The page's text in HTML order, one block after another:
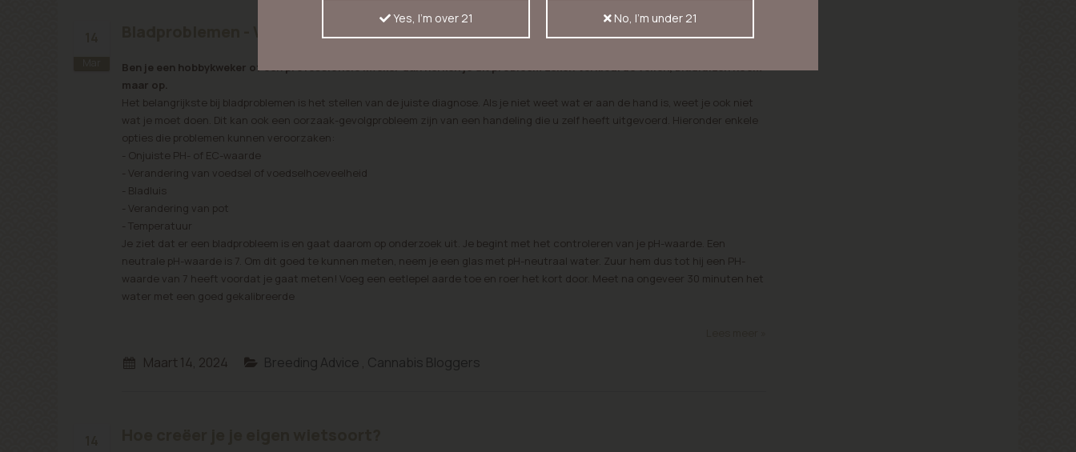
Bladproblemen - Wat te doen
Ben je een hobbykweker of een professionele kweker dan herken je dit probleem zeker. Verkleurde vellen, bladluizen noem
maar op.
Het belangrijkste bij bladproblemen is het stellen van de juiste diagnose. Als je niet weet wat er aan de hand is, weet je ook niet
wat je moet doen. Dit kan ook een oorzaak-gevolgprobleem zijn van een handeling die u zelf heeft uitgevoerd. Hieronder enkele
opties die problemen kunnen veroorzaken:
- Onjuiste PH- of EC-waarde
- Verandering van voedsel of voedselhoeveelheid
- Bladluis
- Verandering van pot
- Temperatuur
Je ziet dat er een bladprobleem is en gaat daarom op onderzoek uit. Je begint met het controleren van je pH-waarde. Een
neutrale pH-waarde is 7. Om dit goed te kunnen meten, neem je een glas met pH-neutraal water. Zuur hem dus tot hij een PH-
waarde van 7 heeft voordat je gaat meten! Voeg een eetlepel aarde toe en roer het kort door. Meet na ongeveer 30 minuten het
water met een goed gekalibreerde
Maart 14, 2024 Breeding Advice , Cannabis Bloggers
Yes, I'm over 21 No, I'm under 21